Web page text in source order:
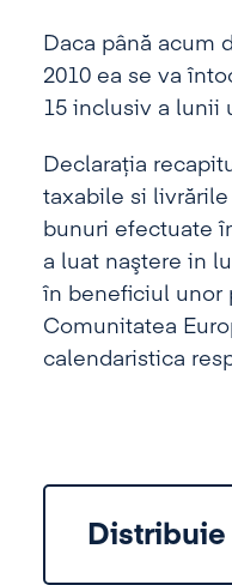
Daca până acum
2010 ea se va
15 inclusiv a lunii
Declaraţia
taxabile si
bunuri efectuate
a luat naştere in
în beneficiul unor
Comunitatea
calendaristica